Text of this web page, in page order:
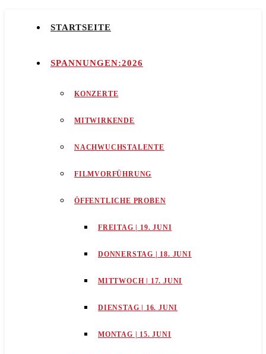
STARTSEITE
SPANNUNGEN:2026
KONZERTE
MITWIRKENDE
NACHWUCHSTALENTE
FILMVORFÜHRUNG
ÖFFENTLICHE PROBEN
FREITAG | 19. JUNI
DONNERSTAG | 18. JUNI
MITTWOCH | 17. JUNI
DIENSTAG | 16. JUNI
MONTAG | 15. JUNI